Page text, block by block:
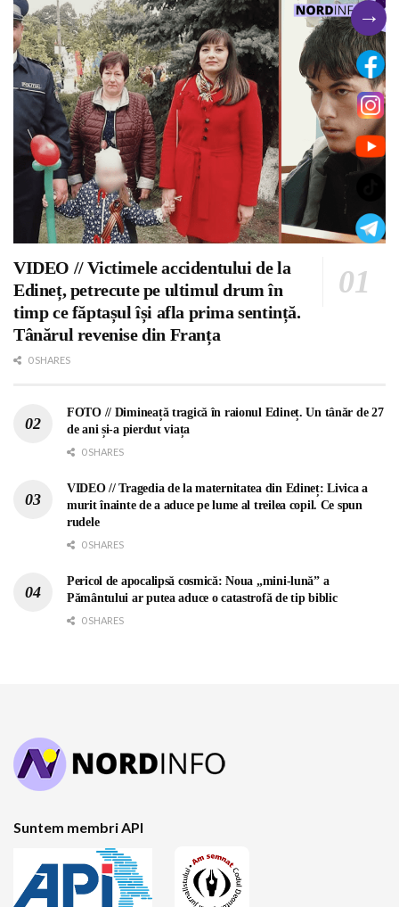
VIDEO // Victimele accidentului de la
Edineț, petrecute pe ultimul drum în
timp ce făptașul își afla prima sentință.
Tânărul revenise din Franța
0 SHARES
FOTO // Dimineață tragică în raionul Edineț. Un tânăr de 27
de ani și-a pierdut viața
0 SHARES
VIDEO // Tragedia de la maternitatea din Edineț: Livica a
murit înainte de a aduce pe lume al treilea copil. Ce spun
rudele
0 SHARES
Pericol de apocalipsă cosmică: Noua „mini-lună” a
Pământului ar putea aduce o catastrofă de tip biblic
0 SHARES
Suntem membri API
→